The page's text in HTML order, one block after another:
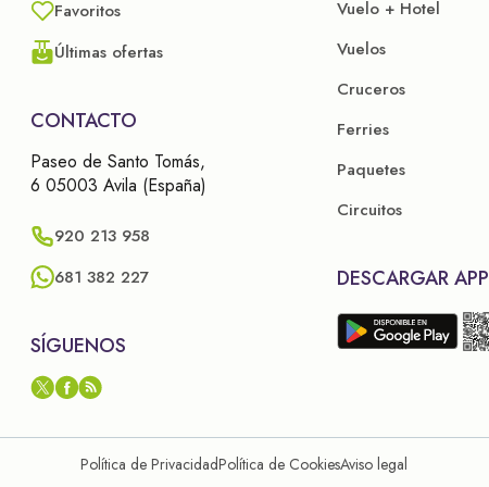
Favoritos
Últimas ofertas
CONTACTO
Paseo de Santo Tomás,
6 05003 Avila (España)
920 213 958
681 382 227
SÍGUENOS
Vuelo + Hotel
Vuelos
Cruceros
Ferries
Paquetes
Circuitos
DESCARGAR APP
Política de PrivacidadPolítica de CookiesAviso legal